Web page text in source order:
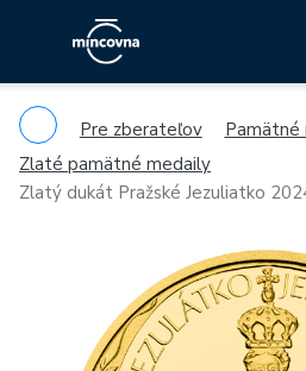
Pre zberateľov
Pamätné
Zlaté pamätné medaily
Zlatý dukát Pražské Jezuliatko